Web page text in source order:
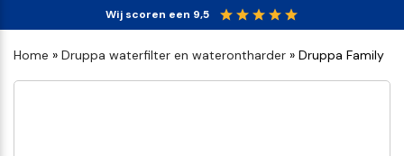
Wij scoren een 9,5
Home » Druppa waterfilter en waterontharder » Druppa Family